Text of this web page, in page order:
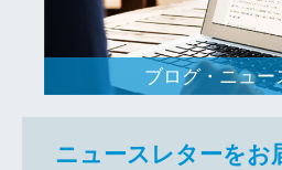
ブログ・ニュー
ニュースレターをお